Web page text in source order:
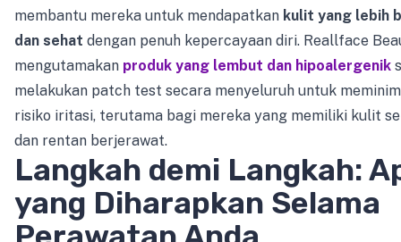
membantu mereka untuk mendapatkan kulit yang lebih
dan sehat dengan penuh kepercayaan diri. Reallface
mengutamakan produk yang lembut dan hipoalergenik
melakukan patch test secara menyeluruh untuk
risiko iritasi, terutama bagi mereka yang memiliki kulit
dan rentan berjerawat.
Langkah demi Langkah:
yang Diharapkan Selama